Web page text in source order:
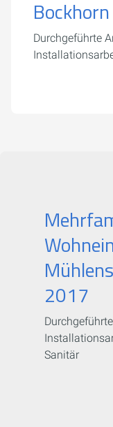
Durchgeführte
2017
Sanitär